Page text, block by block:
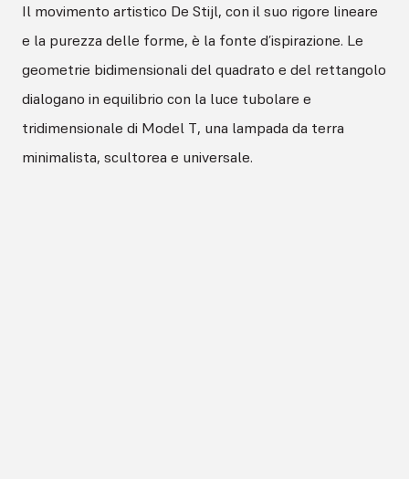
Il movimento artistico De Stijl, con il suo rigore lineare
e la purezza delle forme, è la fonte d’ispirazione. Le
geometrie bidimensionali del quadrato e del rettangolo
dialogano in equilibrio con la luce tubolare e
tridimensionale di Model T, una lampada da terra
minimalista, scultorea e universale.